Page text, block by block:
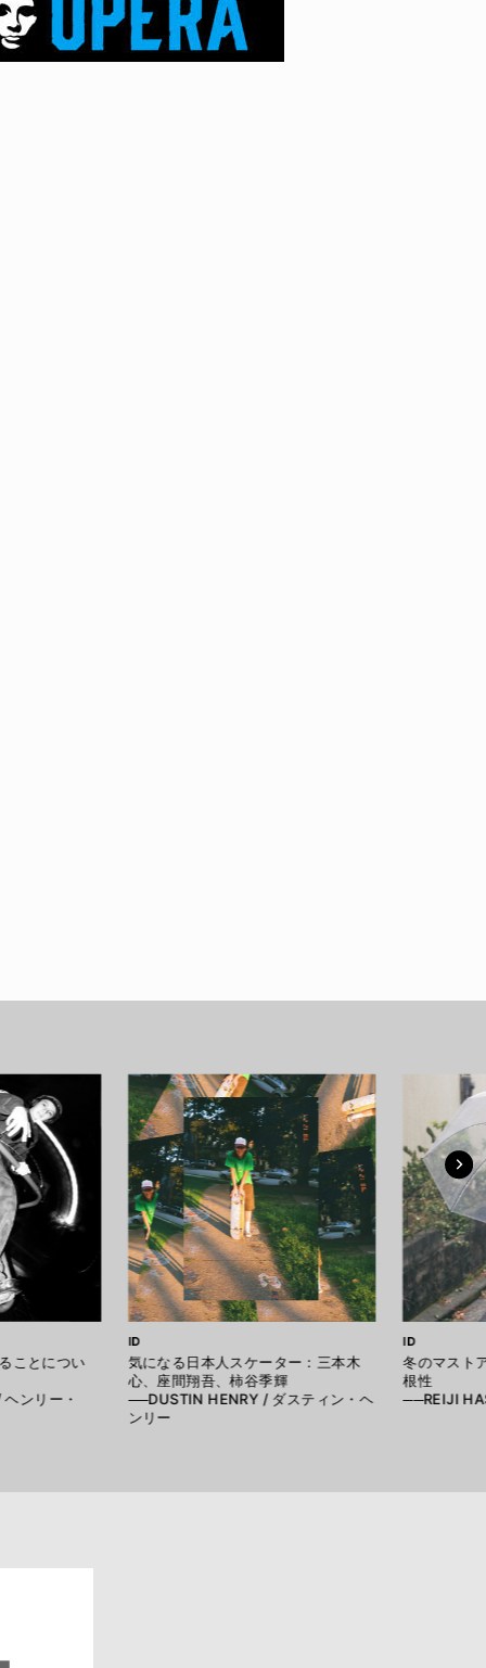
ことについ
ンリー・
ID
気になる日本人スケーター：三本木
心、座間翔吾、柿谷季輝
──DUSTIN HENRY / ダスティン・ヘ
ンリー
ID
冬のマスト
根性
──REIJI